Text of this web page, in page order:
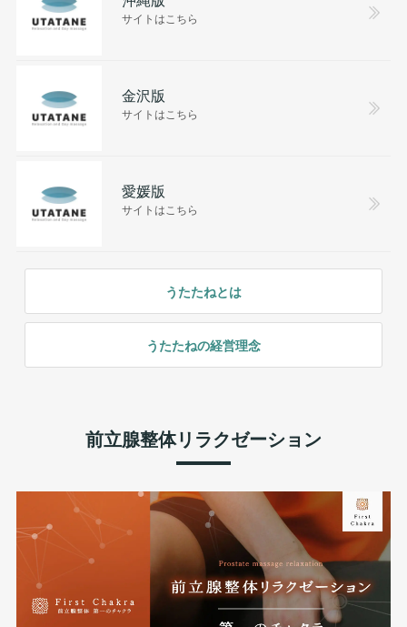
サイトはこちら
金沢版
サイトはこちら
愛媛版
サイトはこちら
うたたねとは
うたたねの経営理念
前立腺整体リラクゼーション